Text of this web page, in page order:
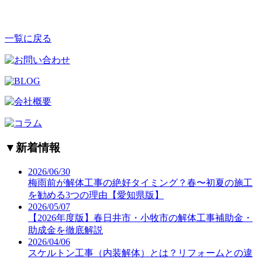
一覧に戻る
▼新着情報
2026/06/30
梅雨前が解体工事の絶好タイミング？春〜初夏の施工
を勧める3つの理由【愛知県版】
2026/05/07
【2026年度版】春日井市・小牧市の解体工事補助金・
助成金を徹底解説
2026/04/06
スケルトン工事（内装解体）とは？リフォームとの違